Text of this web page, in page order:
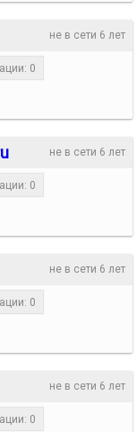
не в сети 6 лет
0
не в сети 6 лет
0
не в сети 6 лет
0
не в сети 6 лет
0